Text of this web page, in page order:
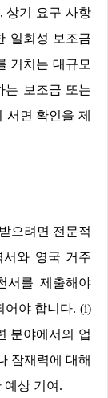
,상기 요구 사항
일회성 보조금
거치는 대규모
는 보조금 또는
서면 확인을 제
으려면 전문적
서와 영국 거주
서를 제출해야
어야 합니다. (i)
분야에서의 업
잠재력에 대해
예상 기여 .